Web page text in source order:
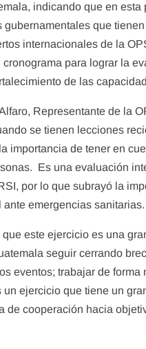
indicando que en
gubernamentales que
internacionales de la
para lograr la
de las
Representante de la
se tienen lecciones
importancia de tener en
Es una evaluación
por lo que subrayó la
emergencias sanitarias.
que este ejercicio es una
seguir cerrando
eventos; trabajar de
un ejercicio que tiene un
de cooperación hacia